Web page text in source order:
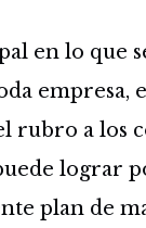
en lo que
empresa,
rubro a los
lograr
plan de